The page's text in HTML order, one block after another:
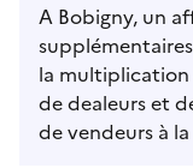
A Bobigny, un
la
de dealeurs et
de vendeurs à